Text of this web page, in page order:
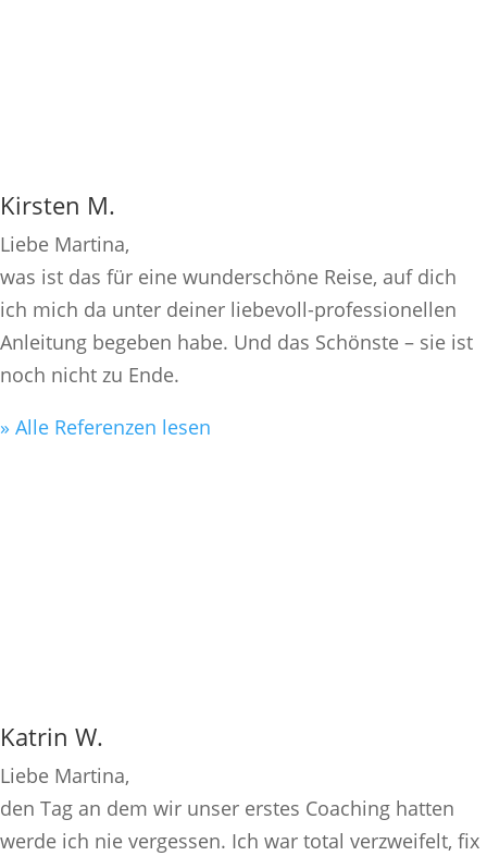
Kirsten M.
Liebe Martina,
was ist das für eine wunderschöne Reise, auf dich
ich mich da unter deiner liebevoll-professionellen
Anleitung begeben habe. Und das Schönste – sie ist
noch nicht zu Ende.
» Alle Referenzen lesen
Katrin W.
Liebe Martina,
den Tag an dem wir unser erstes Coaching hatten
werde ich nie vergessen. Ich war total verzweifelt, fix